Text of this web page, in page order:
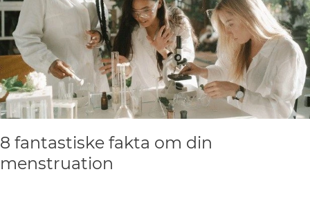
8 fantastiske fakta om din
menstruation